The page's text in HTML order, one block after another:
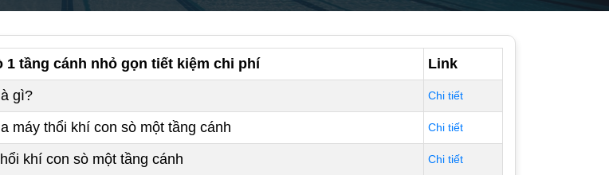
1 tầng cánh nhỏ gọn tiết kiệm chi phí
Link
gì?
Chi tiết
máy thổi khí con sò một tầng cánh Chi tiết
khí con sò một tầng cánh Chi tiết